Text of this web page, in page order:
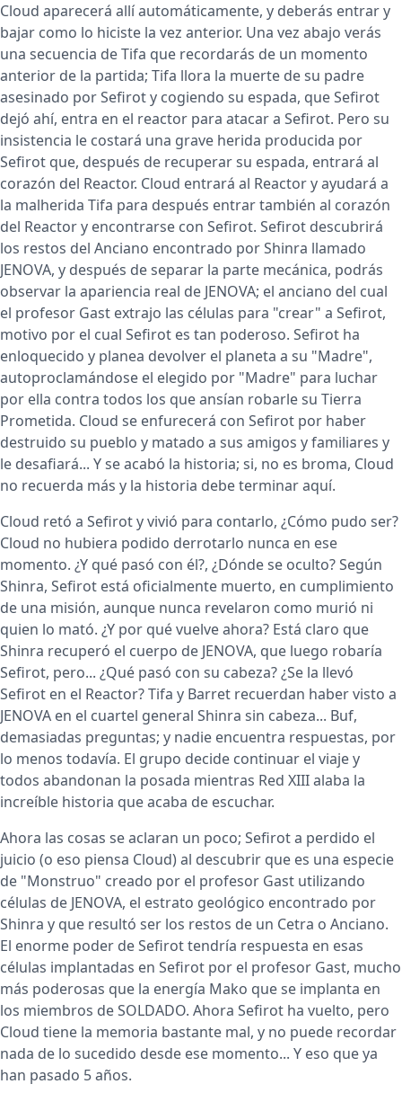
Cloud aparecerá allí automáticamente, y deberás entrar y
bajar como lo hiciste la vez anterior. Una vez abajo verás
una secuencia de Tifa que recordarás de un momento
anterior de la partida; Tifa llora la muerte de su padre
asesinado por Sefirot y cogiendo su espada, que Sefirot
dejó ahí, entra en el reactor para atacar a Sefirot. Pero su
insistencia le costará una grave herida producida por
Sefirot que, después de recuperar su espada, entrará al
corazón del Reactor. Cloud entrará al Reactor y ayudará a
la malherida Tifa para después entrar también al corazón
del Reactor y encontrarse con Sefirot. Sefirot descubrirá
los restos del Anciano encontrado por Shinra llamado
JENOVA, y después de separar la parte mecánica, podrás
observar la apariencia real de JENOVA; el anciano del cual
el profesor Gast extrajo las células para "crear" a Sefirot,
motivo por el cual Sefirot es tan poderoso. Sefirot ha
enloquecido y planea devolver el planeta a su "Madre",
autoproclamándose el elegido por "Madre" para luchar
por ella contra todos los que ansían robarle su Tierra
Prometida. Cloud se enfurecerá con Sefirot por haber
destruido su pueblo y matado a sus amigos y familiares y
le desafiará... Y se acabó la historia; si, no es broma, Cloud
no recuerda más y la historia debe terminar aquí.
Cloud retó a Sefirot y vivió para contarlo, ¿Cómo pudo ser?
Cloud no hubiera podido derrotarlo nunca en ese
momento. ¿Y qué pasó con él?, ¿Dónde se oculto? Según
Shinra, Sefirot está oficialmente muerto, en cumplimiento
de una misión, aunque nunca revelaron como murió ni
quien lo mató. ¿Y por qué vuelve ahora? Está claro que
Shinra recuperó el cuerpo de JENOVA, que luego robaría
Sefirot, pero... ¿Qué pasó con su cabeza? ¿Se la llevó
Sefirot en el Reactor? Tifa y Barret recuerdan haber visto a
JENOVA en el cuartel general Shinra sin cabeza... Buf,
demasiadas preguntas; y nadie encuentra respuestas, por
lo menos todavía. El grupo decide continuar el viaje y
todos abandonan la posada mientras Red XIII alaba la
increíble historia que acaba de escuchar.
Ahora las cosas se aclaran un poco; Sefirot a perdido el
juicio (o eso piensa Cloud) al descubrir que es una especie
de "Monstruo" creado por el profesor Gast utilizando
células de JENOVA, el estrato geológico encontrado por
Shinra y que resultó ser los restos de un Cetra o Anciano.
El enorme poder de Sefirot tendría respuesta en esas
células implantadas en Sefirot por el profesor Gast, mucho
más poderosas que la energía Mako que se implanta en
los miembros de SOLDADO. Ahora Sefirot ha vuelto, pero
Cloud tiene la memoria bastante mal, y no puede recordar
nada de lo sucedido desde ese momento... Y eso que ya
han pasado 5 años.